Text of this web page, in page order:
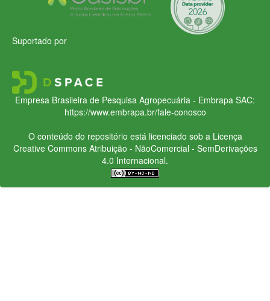
Suportado por
Empresa Brasileira de Pesquisa Agropecuária - Embrapa SAC:
https://www.embrapa.br/fale-conosco
O conteúdo do repositório está licenciado sob a Licença
Creative CommonsAtribuição - NãoComercial - SemDerivações
4.0 Internacional.